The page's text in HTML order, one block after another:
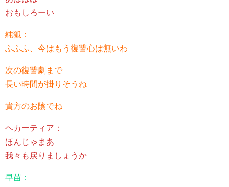
おもしろーい
純狐：
ふふふ、今はもう復讐心は無いわ
次の復讐劇まで
長い時間が掛りそうね
貴方のお陰でね
ヘカーティア：
ほんじゃまあ
我々も戻りましょうか
早苗：